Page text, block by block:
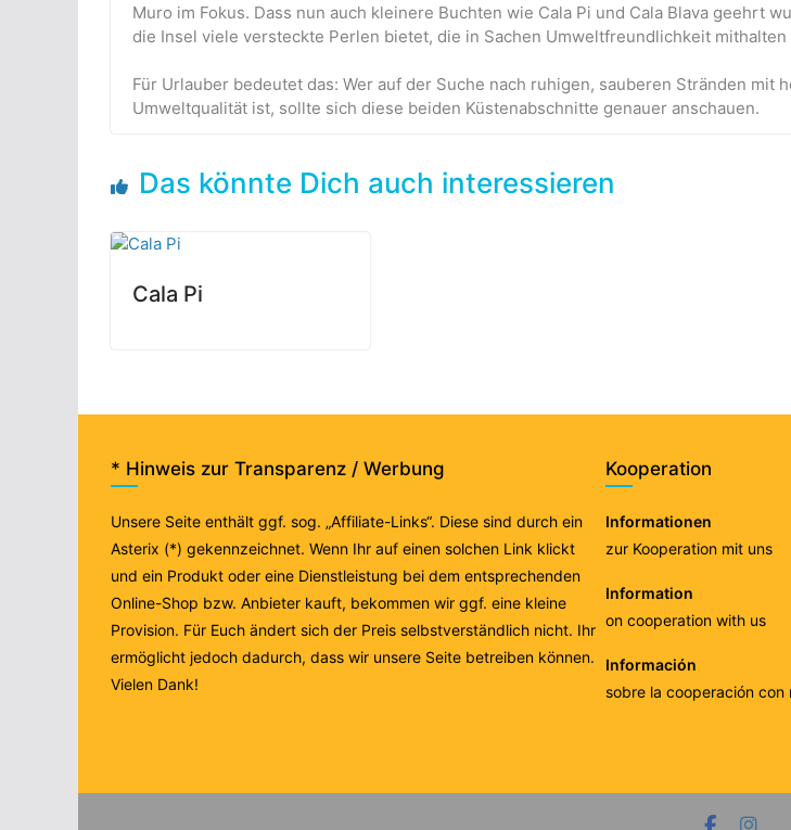
Muro im Fokus. Dass nun auch kleinere Buchten wie Cala Pi und Cala Blava geehrt
die Insel viele versteckte Perlen bietet, die in Sachen Umweltfreundlichkeit mithalten
Für Urlauber bedeutet das: Wer auf der Suche nach ruhigen, sauberen Stränden mit
Umweltqualität ist, sollte sich diese beiden Küstenabschnitte genauer anschauen.
Das könnte Dich auch interessieren
Cala Pi
* Hinweis zur Transparenz / Werbung
Unsere Seite enthält ggf. sog. „Affiliate-Links“. Diese sind durch ein
Asterix (*) gekennzeichnet. Wenn Ihr auf einen solchen Link klickt
und ein Produkt oder eine Dienstleistung bei dem entsprechenden
Online-Shop bzw. Anbieter kauft, bekommen wir ggf. eine kleine
Provision. Für Euch ändert sich der Preis selbstverständlich nicht. Ihr
ermöglicht jedoch dadurch, dass wir unsere Seite betreiben können.
Vielen Dank!
Kooperation
Informationen
zur Kooperation mit uns
Information
on cooperation with us
Información
sobre la cooperación con